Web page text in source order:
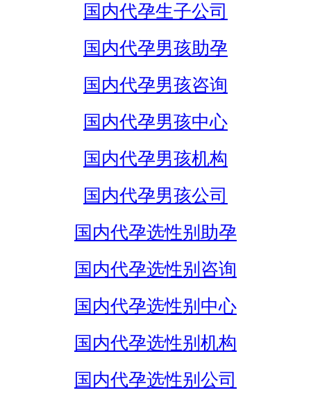
国内代孕生子公司
国内代孕男孩助孕
国内代孕男孩咨询
国内代孕男孩中心
国内代孕男孩机构
国内代孕男孩公司
国内代孕选性别助孕
国内代孕选性别咨询
国内代孕选性别中心
国内代孕选性别机构
国内代孕选性别公司